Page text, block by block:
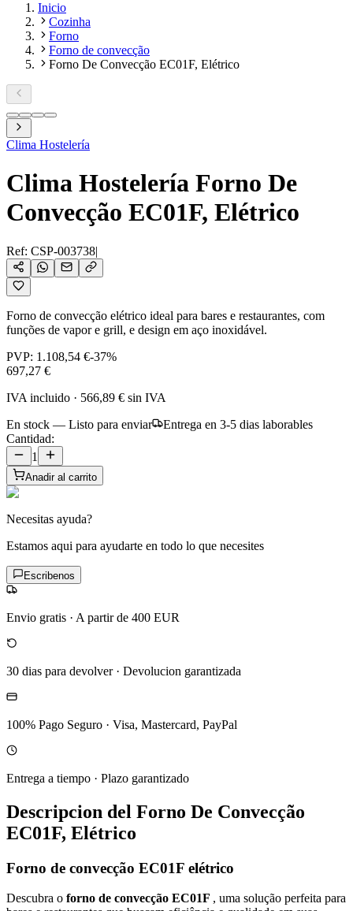
Inicio
Cozinha
Forno
Forno de convecção
Forno De Convecção EC01F, Elétrico
Clima Hostelería
Clima Hostelería Forno De
Convecção EC01F, Elétrico
Ref: CSP-003738|
Forno de convecção elétrico ideal para bares e restaurantes, com
funções de vapor e grill, e design em aço inoxidável.
PVP: 1.108,54 €-37%
697,27 €
IVA incluido · 566,89 € sin IVA
En stock — Listo para enviar
Entrega en 3-5 dias laborables
Cantidad:
1
Anadir al carrito
Necesitas ayuda?
Estamos aqui para ayudarte en todo lo que necesites
Escribenos
Envio gratis · A partir de 400 EUR
30 dias para devolver· Devolucion garantizada
100% Pago Seguro · Visa, Mastercard, PayPal
Entrega a tiempo · Plazo garantizado
Descripcion del Forno De Convecção
EC01F, Elétrico
Forno de convecção EC01F elétrico
Descubra o forno de convecção EC01F , uma solução perfeita para